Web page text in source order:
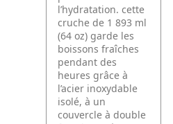
l’hydratation. cette
cruche de 1 893 ml
(64 oz) garde les
boissons fraîches
pendant des
heures grâce à
l’acier inoxydable
isolé, à un
couvercle à double